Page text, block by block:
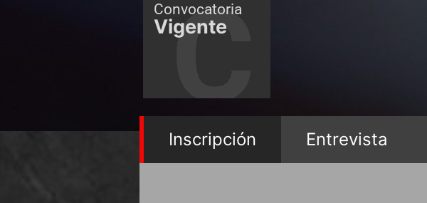
Convocatoria
Vigente
Inscripción Entrevista